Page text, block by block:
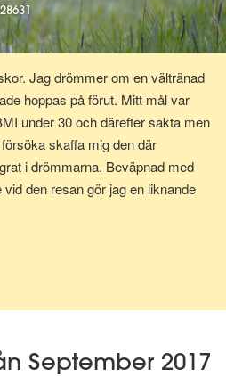
Jag drömmer om en vältränad
hoppas på förut. Mitt mål var
under 30 och därefter sakta men
skaffa mig den där
i drömmarna. Beväpnad med
den resan gör jag en liknande
mentorer, skicka ett
stöd och pepp privat eller om du
September 2017